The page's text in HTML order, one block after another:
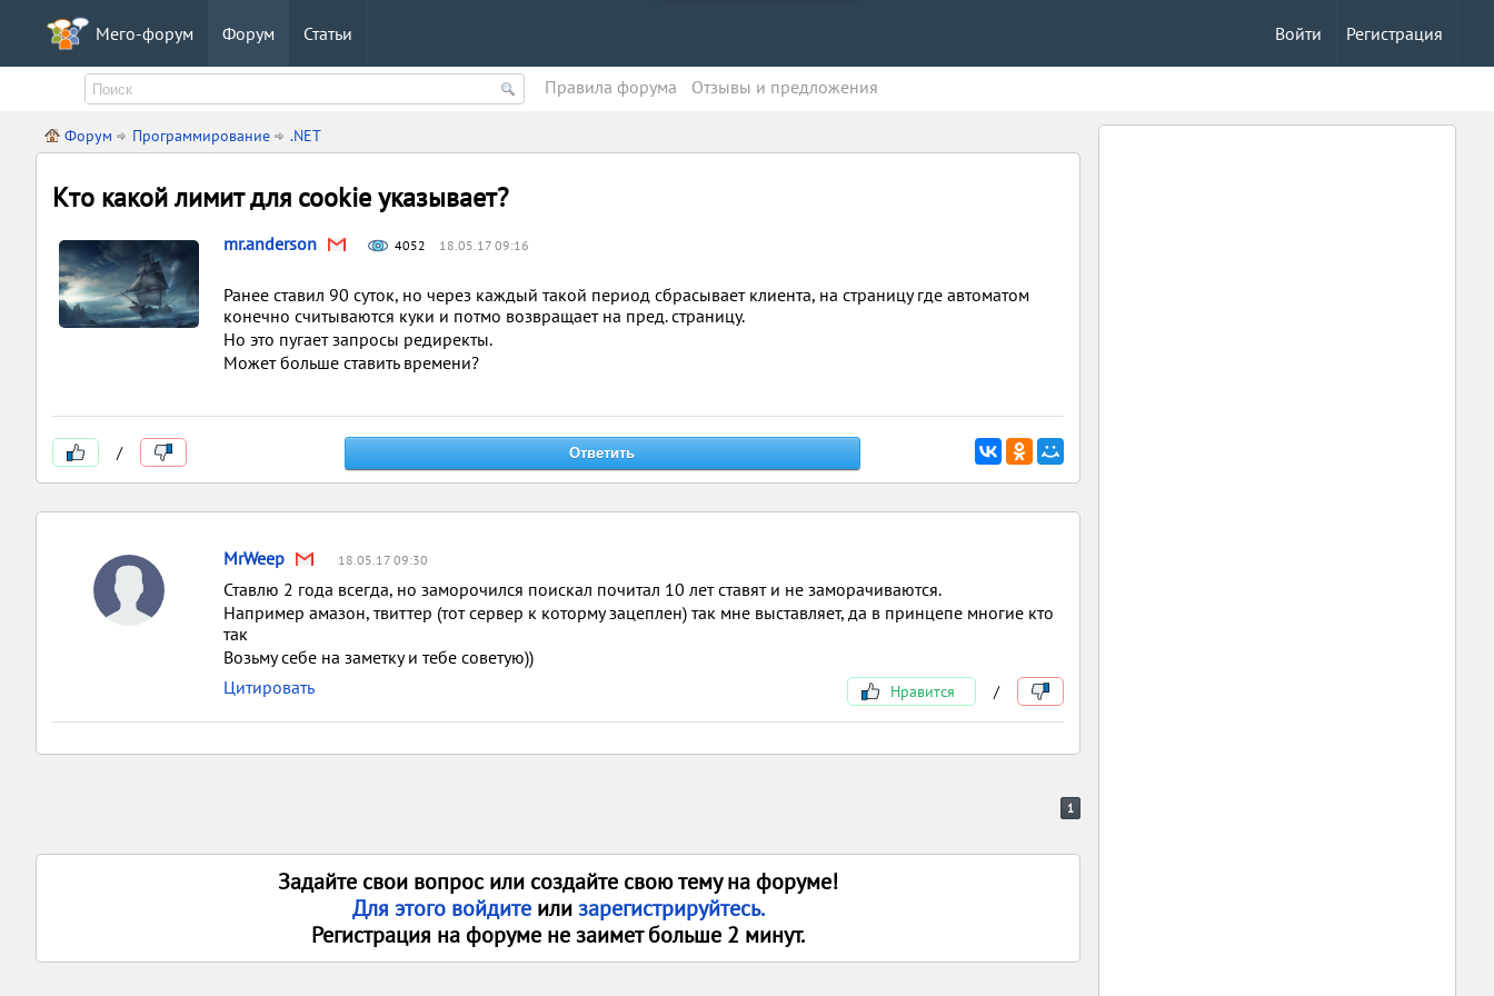
Мего-форум Форум Статьи Регистрация
Войти
Правила форума Oтзывы и предложения
Форум Программирование .NET
Кто какой лимит для cookie указывает?
mr.anderson 4052 18.05.17 09:16
Ранее ставил 90 суток, но через каждый такой период сбрасывает клиента, на страницу где автоматом
конечно считываются куки и потмо возвращает на пред. страницу.
Но это пугает запросы редиректы.
Может больше ставить времени?
/
MrWeep 18.05.17 09:30
Ставлю 2 года всегда, но заморочился поискал почитал 10 лет ставят и не заморачиваются.
Например амазон, твиттер (тот сервер к которму зацеплен) так мне выставляет, да в принцепе многие кто
так
Возьму себе на заметку и тебе советую))
Цитировать
Нравится /
1
Задайте свои вопрос или создайте свою тему на форуме!
Для этого войдите илизарегистрируйтесь.
Регистрация на форуме не заимет больше 2 минут.